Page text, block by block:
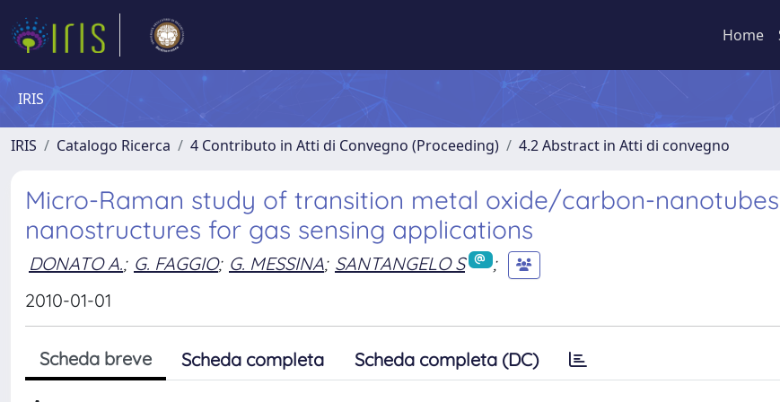
Home
IRIS
IRIS Catalogo Ricerca 4 Contributo in Atti di Convegno (Proceeding) 4.2 Abstract in Atti di convegno
Micro-Raman study of transition metal oxide/carbon-
nanostructures for gas sensing applications
DONATO A.; G. FAGGIO; G. MESSINA; SANTANGELO S
;
2010-01-01
Scheda breve Scheda completa Scheda completa (DC)